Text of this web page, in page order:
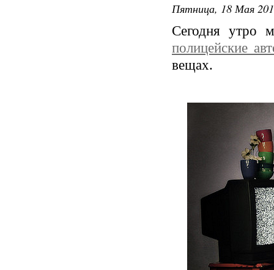
Пятница, 18 Мая
Сегодня утро
полицейские
вещах.